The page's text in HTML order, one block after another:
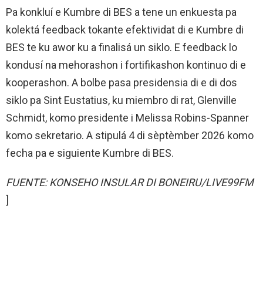
Pa konkluí e Kumbre di BES a tene un enkuesta pa
kolektá feedback tokante efektividat di e Kumbre di
BES te ku awor ku a finalisá un siklo. E feedback lo
kondusí na mehorashon i fortifikashon kontinuo di e
kooperashon. A bolbe pasa presidensia di e di dos
siklo pa Sint Eustatius, ku miembro di rat, Glenville
Schmidt, komo presidente i Melissa Robins-Spanner
komo sekretario. A stipulá 4 di sèptèmber 2026 komo
fecha pa e siguiente Kumbre di BES.
FUENTE: KONSEHO INSULAR DI BONEIRU/LIVE99FM
]